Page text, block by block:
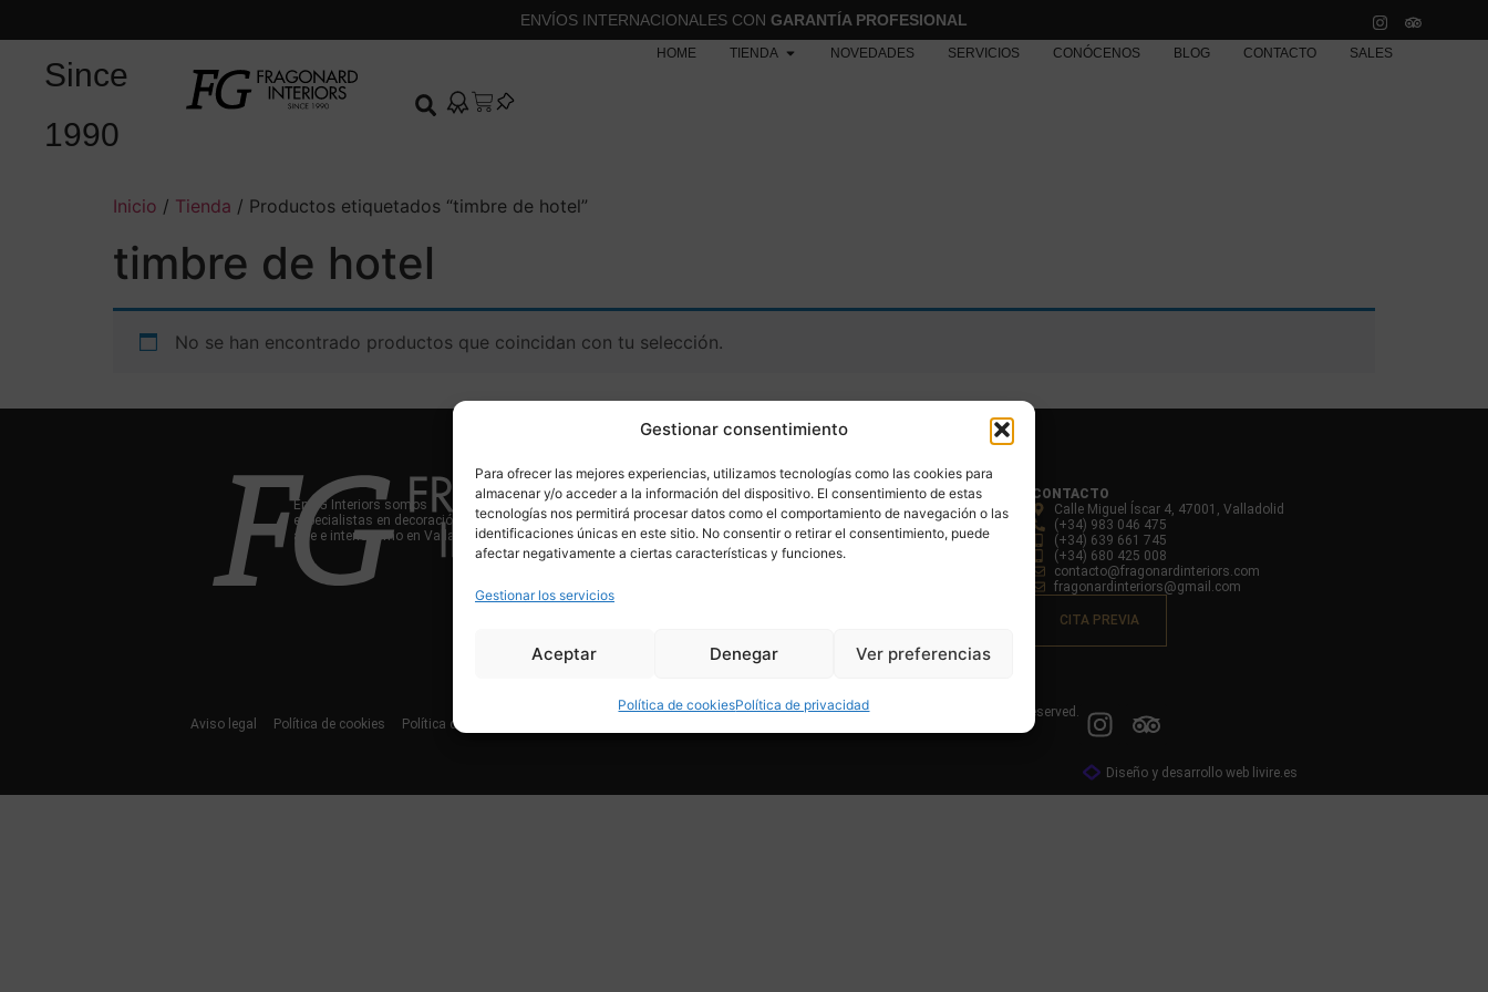
Gestionar consentimiento
Para ofrecer las mejores experiencias, utilizamos tecnologías como las cookies para
almacenar y/o acceder a la información del dispositivo. El consentimiento de estas
tecnologías nos permitirá procesar datos como el comportamiento de navegación o las
identificaciones únicas en este sitio. No consentir o retirar el consentimiento, puede
afectar negativamente a ciertas características y funciones.
Gestionar los servicios
Aceptar Denegar Ver preferencias
Política de cookiesPolítica de privacidad
ENVÍOS INTERNACIONALES CON GARANTÍA PROFESIONAL
Since
1990
HOME TIENDA NOVEDADES SERVICIOS CONÓCENOS BLOG CONTACTO SALES
Inicio / Tienda / Productos etiquetados “timbre de hotel”
timbre de hotel
No se han encontrado productos que coincidan con tu selección.
En FG Interiors somos
especialistas en decoración,
arte e interiorismo en Valladolid.
MENÚ
HOME
TIENDA
SERVICIOS
CONÓCENOS
SALES
CATEGORÍAS
MOBILIARIO
ILUMINACIÓN
DECORACIÓN
JOYAS Y COMPLEMENTOS
CONTACTO
Calle Miguel Íscar 4, 47001, Valladolid
(+34) 983 046 475
(+34) 639 661 745
(+34) 680 425 008
contacto@fragonardinteriors.com
fragonardinteriors@gmail.com
CITA PREVIA
Aviso legal Política de cookies Política de privacidad
© Copyright 2024. All rights reserved.
Diseño y desarrollo web livire.es